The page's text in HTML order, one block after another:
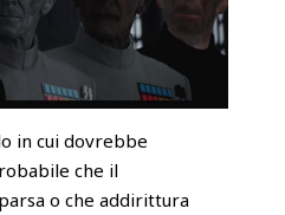
in cui dovrebbe
che il
o che addirittura